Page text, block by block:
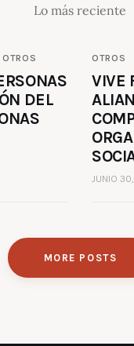
Lo más reciente
OTROS
DEL
OTROS
VIVE
JUNIO
MORE POSTS